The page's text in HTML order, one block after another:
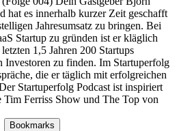
hat es innerhalb kurzer Zeit geschafft
Jahresumsatz zu bringen. Bei
Startup zu gründen ist er kläglich
1,5 Jahren 200 Startups
Investoren zu finden. Im Startuperfolg
die er täglich mit erfolgreichen
Startuperfolg Podcast ist inspiriert
Ferriss Show und The Top von
Bookmarks